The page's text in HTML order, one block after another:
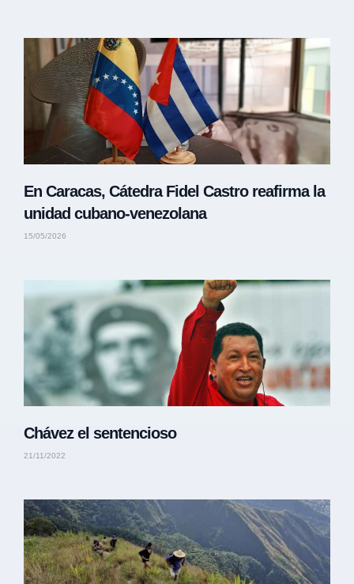
En Caracas, Cátedra Fidel Castro reafirma la
unidad cubano-venezolana
15/05/2026
Chávez el sentencioso
21/11/2022